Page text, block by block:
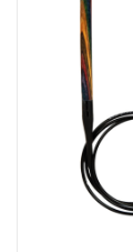
Breien en haken
Handwerk
Workshop
Sale / Coupons